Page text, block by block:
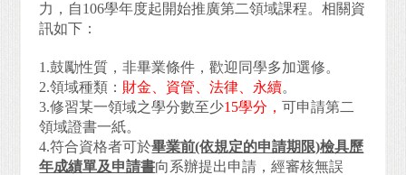
力，自106學年度起開始推廣第二領域課程。相關資
訊如下：
1.鼓勵性質，非畢業條件，歡迎同學多加選修。
2.領域種類： 財金、資管、法律、永續。
3.修習某一領域之學分數至少15學分，可申請第二
領域證書一紙。
4.符合資格者可於畢業前(依規定的申請期限)檢具歷
年成績單及申請書向系辦提出申請，經審核無誤